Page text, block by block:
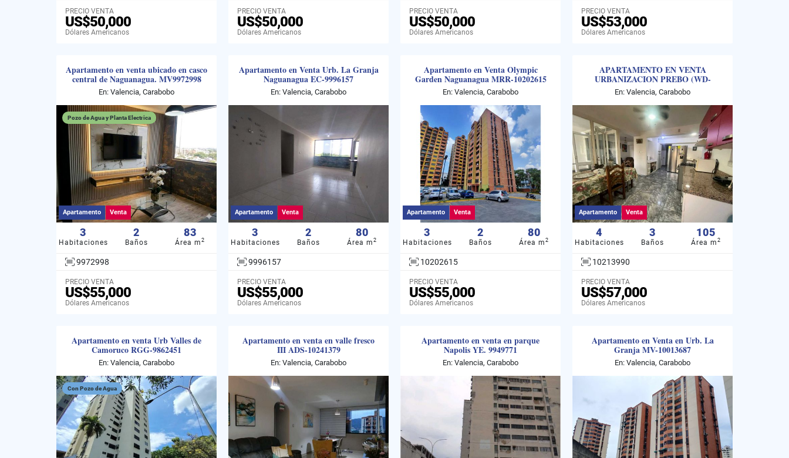
PRECIO VENTA
US$50,000
Dólares Americanos
PRECIO VENTA
US$50,000
Dólares Americanos
PRECIO VENTA
US$50,000
Dólares Americanos
PRECIO VENTA
US$53,000
Dólares Americanos
Apartamento en venta ubicado en casco
central de Naguanagua. MV9972998
En: Valencia, Carabobo
Pozo de Agua y Planta Electrica
Apartamento Venta
3
Habitaciones
2
Baños
83
Área m 2
9972998
PRECIO VENTA
US$55,000
Dólares Americanos
Apartamento en Venta Urb. La Granja
Naguanagua EC-9996157
En: Valencia, Carabobo
Apartamento Venta
3
Habitaciones
2
Baños
80
Área m 2
9996157
PRECIO VENTA
US$55,000
Dólares Americanos
Apartamento en Venta Olympic
Garden Naguanagua MRR-10202615
En: Valencia, Carabobo
Apartamento Venta
3
Habitaciones
2
Baños
80
Área m 2
10202615
PRECIO VENTA
US$55,000
Dólares Americanos
APARTAMENTO EN VENTA
URBANIZACION PREBO (WD-
10213990)
En: Valencia, Carabobo
Apartamento Venta
4
Habitaciones
3
Baños
105
Área m 2
10213990
PRECIO VENTA
US$57,000
Dólares Americanos
Apartamento en venta Urb Valles de
Camoruco RGG-9862451
En: Valencia, Carabobo
Con Pozo de Agua
Apartamento en venta en valle fresco
III ADS-10241379
En: Valencia, Carabobo
Apartamento en venta en parque
Napolis YE. 9949771
En: Valencia, Carabobo
Apartamento en Venta en Urb. La
Granja MV-10013687
En: Valencia, Carabobo